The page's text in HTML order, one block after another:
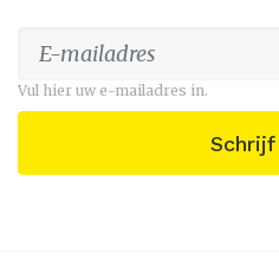
Vul hier uw e-mailadres in.